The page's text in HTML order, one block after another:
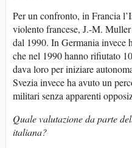
Per un confronto, in Francia
violento francese, J.-M.
dal 1990. In Germania invece
che nel 1990 hanno rifiutato
dava loro per iniziare
Svezia invece ha avuto un
militari senza apparenti
Quale valutazione da parte
italiana?